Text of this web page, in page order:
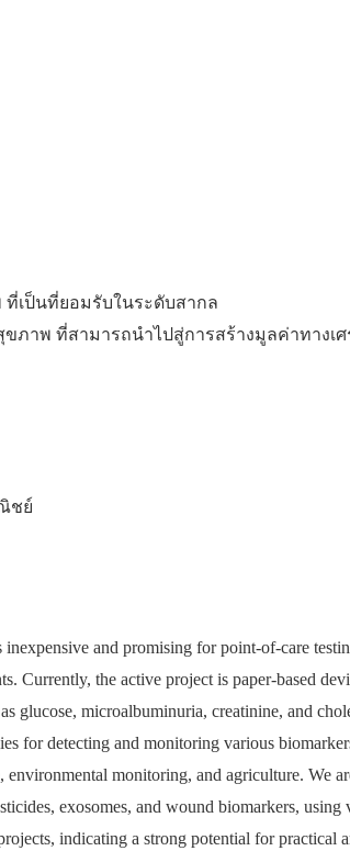
ที่เป็นที่ยอมรับในระดับสากล
ภาพ ที่สามารถนำไปสู่การสร้างมูลค่าทางเศ
ชย์
and promising for point-of-care
the active project is paper-based
glucose, microalbuminuria, creatinine, and
for detecting and monitoring various
monitoring, and agriculture. We
exosomes, and wound biomarkers,
indicating a strong potential for practical